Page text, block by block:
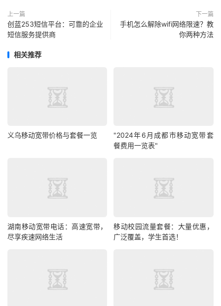
上一篇
创蓝253短信平台：可靠的企业
短信服务提供商
下一篇
手机怎么解除wifi网络限速？教
你两种方法
相关推荐
义乌移动宽带价格与套餐一览
"2024年6月成都市移动宽带套
餐费用一览表"
湖南移动宽带电话：高速宽带，
尽享疾速网络生活
移动校园流量套餐：大量优惠，
广泛覆盖，学生首选！